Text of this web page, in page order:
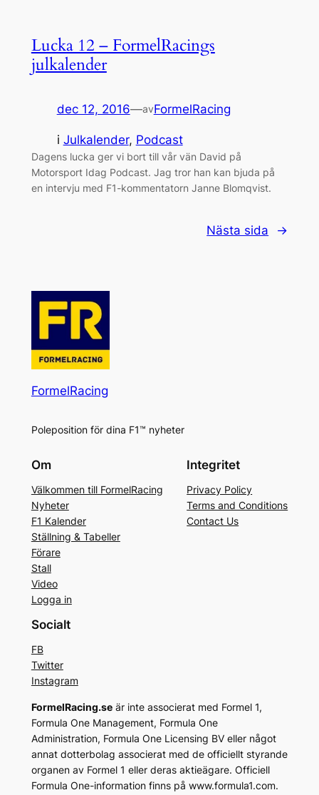
Lucka 12 – FormelRacings
julkalender
dec 12, 2016—avFormelRacing
i Julkalender, Podcast
Dagens lucka ger vi bort till vår vän David på
Motorsport Idag Podcast. Jag tror han kan bjuda på
en intervju med F1-kommentatorn Janne Blomqvist.
Nästa sida →
FormelRacing
Poleposition för dina F1™ nyheter
Om
Välkommen till FormelRacing
Nyheter
F1 Kalender
Ställning & Tabeller
Förare
Stall
Video
Logga in
Integritet
Privacy Policy
Terms and Conditions
Contact Us
Socialt
FB
Twitter
Instagram
FormelRacing.seär inte associerat med Formel 1,
Formula One Management, Formula One
Administration, Formula One Licensing BV eller något
annat dotterbolag associerat med de officiellt styrande
organen av Formel 1 eller deras aktieägare. Officiell
Formula One-information finns på www.formula1.com.